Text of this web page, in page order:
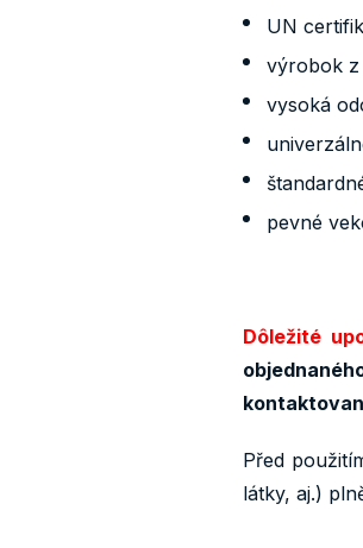
UN
výrobok z
vysoká
pevné
Dôležité
Před
látky, aj.)